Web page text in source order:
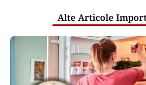
Alte Articole